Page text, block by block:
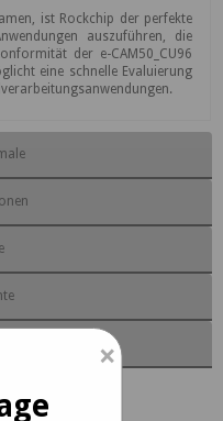
ist Rockchip der perfekte
auszuführen, die
der e-CAM50_CU96
eine schnelle Evaluierung
×